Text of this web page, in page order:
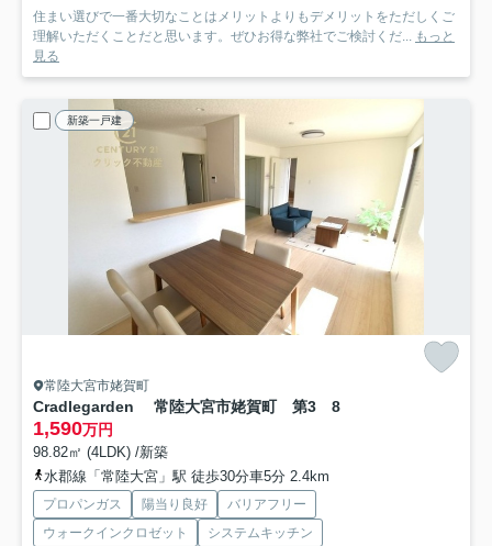
住まい選びで一番大切なことはメリットよりもデメリットをただしくご
理解いただくことだと思います。ぜひお得な弊社でご検討くだ... もっと
見る
新築一戸建
常陸大宮市姥賀町
Cradlegarden 常陸大宮市姥賀町 第3 8
1,590万円
98.82㎡ (4LDK) /新築
水郡線「常陸大宮」駅 徒歩30分車5分 2.4km
プロパンガス 陽当り良好
バリアフリー
ウォークインクロゼット
システムキッチン